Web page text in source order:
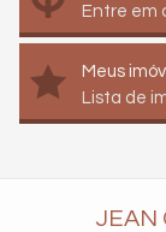
Entre em
Meus
Lista de
JEAN